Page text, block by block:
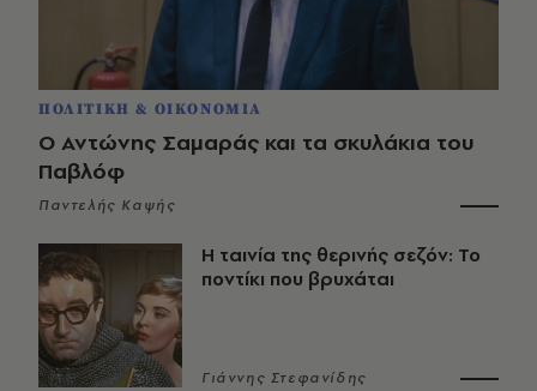
ΠΟΛΙΤΙΚΗ & ΟΙΚΟΝΟΜΙΑ
Ο Αντώνης Σαμαράς και τα σκυλάκια του
Παβλόφ
Παντελής Καψής
Η ταινία της θερινής σεζόν: Το
ποντίκι που βρυχάται
Γιάννης Στεφανίδης